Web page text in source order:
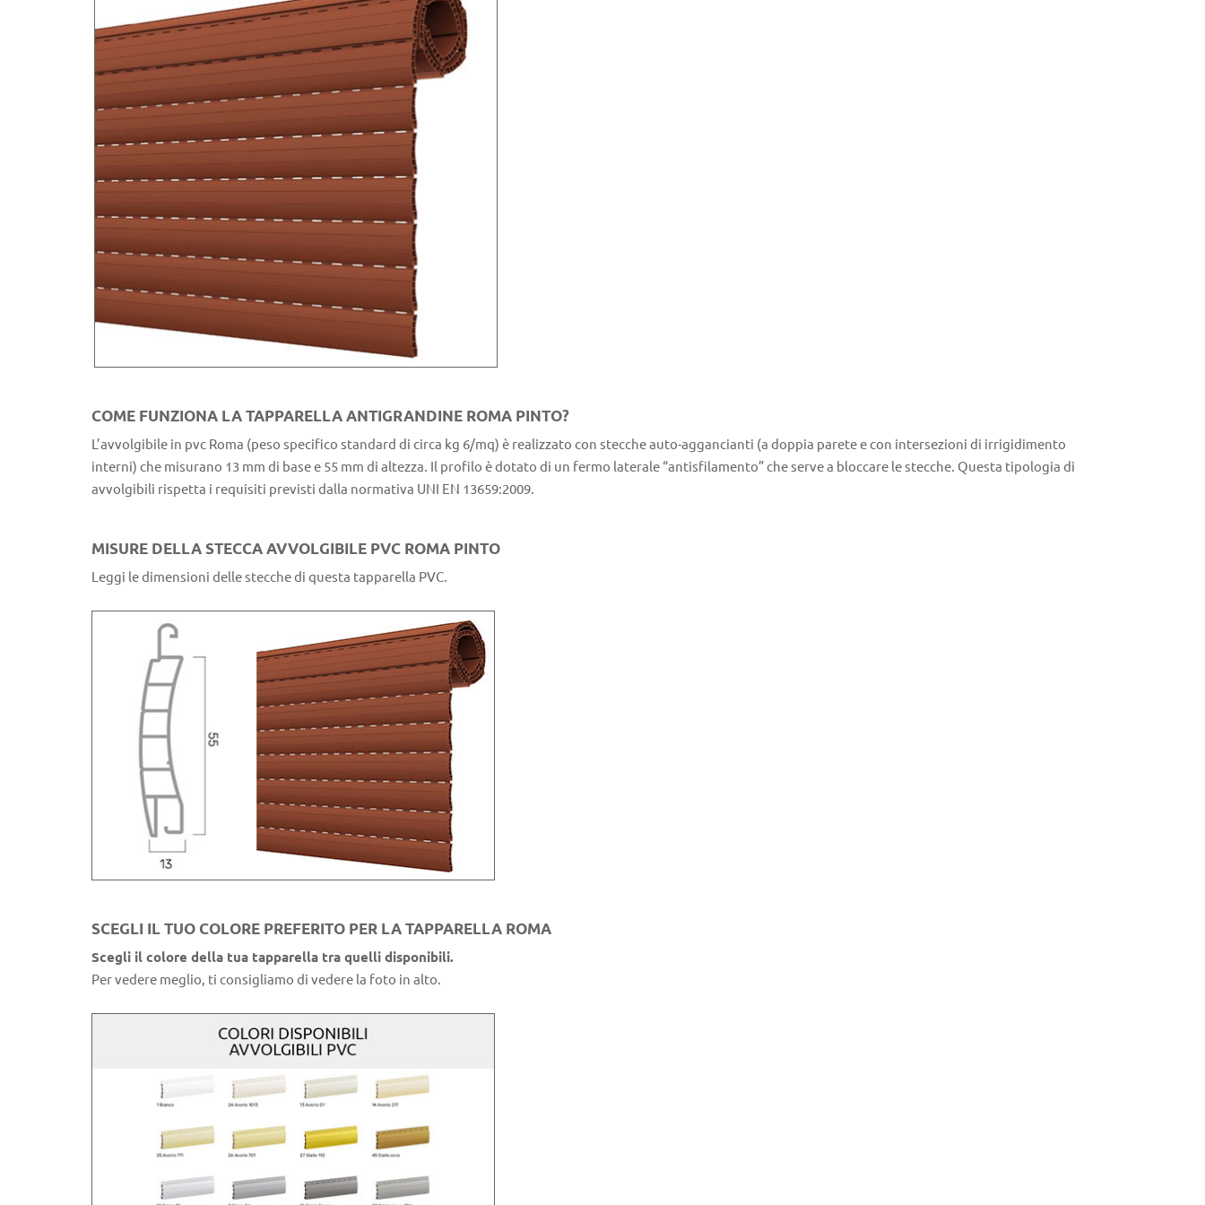
COME FUNZIONA LA TAPPARELLA ANTIGRANDINE ROMA PINTO?
L’avvolgibile in pvc Roma (peso specifico standard di circa kg 6/mq) è realizzato con stecche auto-aggancianti (a doppia parete e con intersezioni di irrigidimento
interni) che misurano 13 mm di base e 55 mm di altezza. Il profilo è dotato di un fermo laterale “antisfilamento” che serve a bloccare le stecche. Questa tipologia di
avvolgibili rispetta i requisiti previsti dalla normativa UNI EN 13659:2009.
MISURE DELLA STECCA AVVOLGIBILE PVC ROMA PINTO
Leggi le dimensioni delle stecche di questa tapparella PVC.
SCEGLI IL TUO COLORE PREFERITO PER LA TAPPARELLA ROMA
Scegli il colore della tua tapparella tra quelli disponibili.
Per vedere meglio, ti consigliamo di vedere la foto in alto.